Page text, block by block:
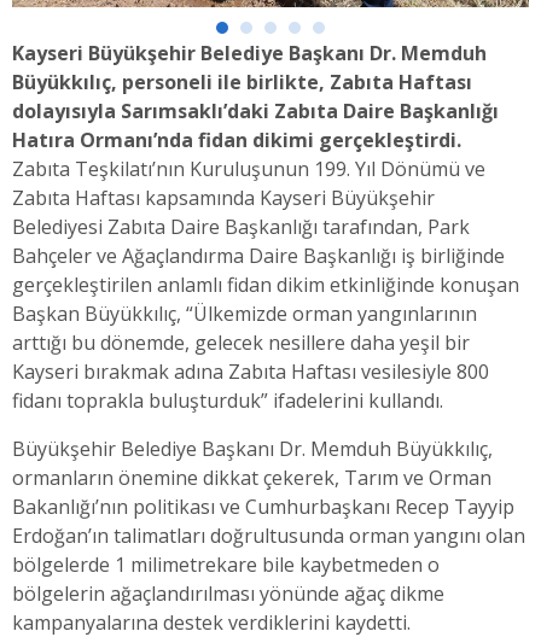
Kayseri Büyükşehir Belediye Başkanı Dr. Memduh
Büyükkılıç, personeli ile birlikte, Zabıta Haftası
dolayısıyla Sarımsaklı’daki Zabıta Daire Başkanlığı
Hatıra Ormanı’nda fidan dikimi gerçekleştirdi.
Zabıta Teşkilatı’nın Kuruluşunun 199. Yıl Dönümü ve
Zabıta Haftası kapsamında Kayseri Büyükşehir
Belediyesi Zabıta Daire Başkanlığı tarafından, Park
Bahçeler ve Ağaçlandırma Daire Başkanlığı iş birliğinde
gerçekleştirilen anlamlı fidan dikim etkinliğinde konuşan
Başkan Büyükkılıç, “Ülkemizde orman yangınlarının
arttığı bu dönemde, gelecek nesillere daha yeşil bir
Kayseri bırakmak adına Zabıta Haftası vesilesiyle 800
fidanı toprakla buluşturduk” ifadelerini kullandı.
Büyükşehir Belediye Başkanı Dr. Memduh Büyükkılıç,
ormanların önemine dikkat çekerek, Tarım ve Orman
Bakanlığı’nın politikası ve Cumhurbaşkanı Recep Tayyip
Erdoğan’ın talimatları doğrultusunda orman yangını olan
bölgelerde 1 milimetrekare bile kaybetmeden o
bölgelerin ağaçlandırılması yönünde ağaç dikme
kampanyalarına destek verdiklerini kaydetti.